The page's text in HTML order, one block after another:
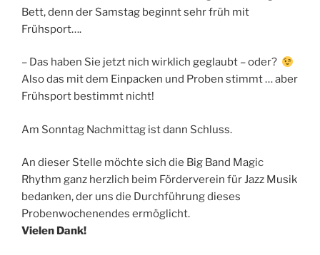
Bett, denn der Samstag beginnt sehr früh mit
Frühsport….
– Das haben Sie jetzt nich wirklich geglaubt – oder?
Also das mit dem Einpacken und Proben stimmt … aber
Frühsport bestimmt nicht!
Am Sonntag Nachmittag ist dann Schluss.
An dieser Stelle möchte sich die Big Band Magic
Rhythm ganz herzlich beim Förderverein für Jazz Musik
bedanken, der uns die Durchführung dieses
Probenwochenendes ermöglicht.
Vielen Dank!